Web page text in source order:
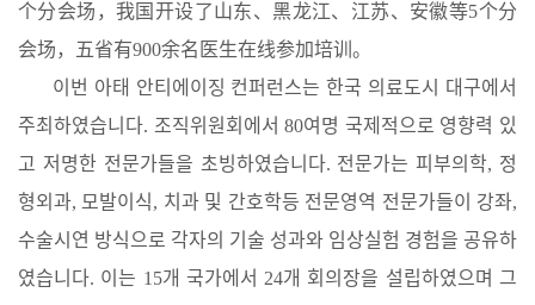
个分会场，我国开设了山东、黑龙江、江苏、安徽等5个分
会场，五省有900余名医生在线参加培训。
이번 아태 안티에이징 컨퍼런스는 한국 의료도시 대구에서
주최하였습니다. 조직위원회에서 80여명 국제적으로 영향력 있
고 저명한 전문가들을 초빙하였습니다. 전문가는 피부의학, 정
형외과, 모발이식, 치과 및 간호학등 전문영역 전문가들이 강좌,
수술시연 방식으로 각자의 기술 성과와 임상실험 경험을 공유하
였습니다. 이는 15개 국가에서 24개 회의장을 설립하였으며 그